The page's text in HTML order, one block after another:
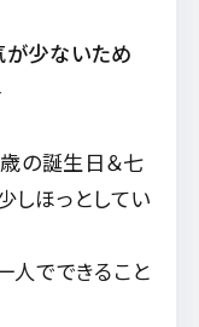
が少ないため
の誕生日＆七
しほっとしてい
人でできること